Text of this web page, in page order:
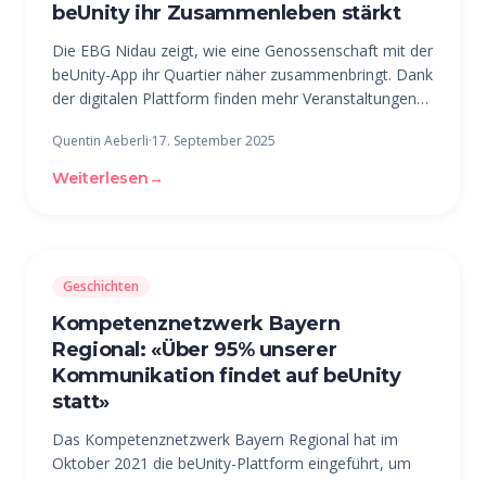
beUnity ihr Zusammenleben stärkt
Die EBG Nidau zeigt, wie eine Genossenschaft mit der
beUnity-App ihr Quartier näher zusammenbringt. Dank
der digitalen Plattform finden mehr Veranstaltungen
Gemüse verschenkt. Kurz: Aus der Nachbarschaft
wurde eine Gemeinschaft –
Quentin Aeberli·17. September 2025
Weiterlesen →
Geschichten
Kompetenznetzwerk Bayern
Regional: «Über 95% unserer
Kommunikation findet auf beUnity
statt»
Das Kompetenznetzwerk Bayern Regional hat im
Oktober 2021 die beUnity-Plattform eingeführt, um